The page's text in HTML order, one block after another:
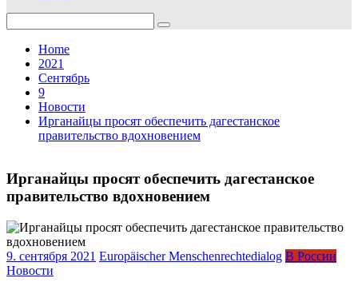
for:
Home
2021
Сентябрь
9
Новости
Ирганайцы просят обеспечить дагестанское
правительство вдохновением
Ирганайцы просят обеспечить дагестанское
правительство вдохновением
9. сентября 2021 Europäischer Menschenrechtedialog В России
Новости